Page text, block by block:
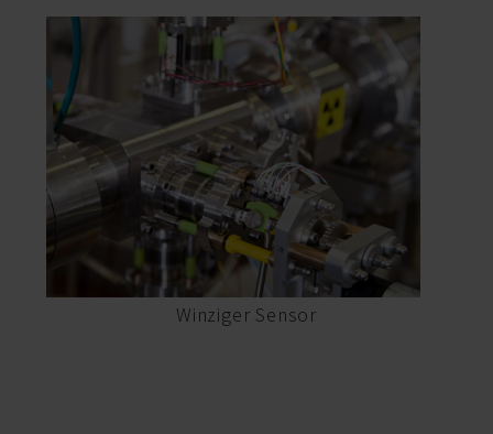
Winziger Sensor